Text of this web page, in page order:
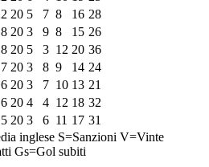
20 5 7 8 16 28
20 3 9 8 15 26
20 5 3 12 20 36
20 3 8 9 14 24
20 3 7 10 13 21
20 4 4 12 18 32
20 3 6 11 17 31
inglese S=Sanzioni V=Vinte
Gs=Gol subiti